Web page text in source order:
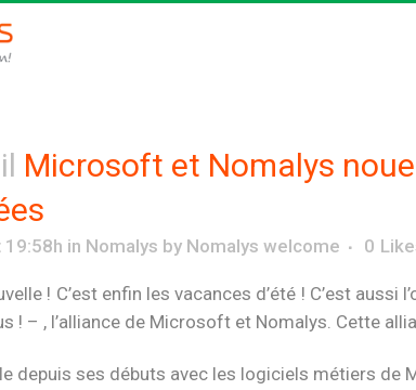
Microsoft et Nomalys
19:58h in Nomalys by Nomalys welcome 0
! C’est enfin les vacances d’été ! C’est
! – , l’alliance de Microsoft et Nomalys. Cette
depuis ses débuts avec les logiciels métiers de